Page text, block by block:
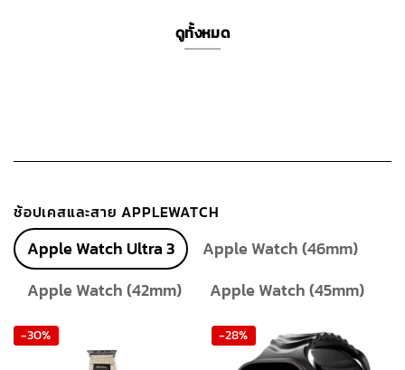
ดูทั้งหมด
ช้อปเคสและสาย APPLEWATCH
Apple Watch Ultra 3
Apple Watch (46mm)
Apple Watch (42mm)
Apple Watch (45mm)
-30% -28%